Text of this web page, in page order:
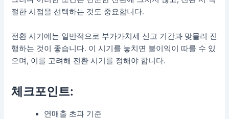
절한 시점을 선택하는 것도 중요합니다.
전환 시기에는 일반적으로 부가가치세 신고 기간과 맞물려 진
행하는 것이 좋습니다. 이 시기를 놓치면 불이익이 따를 수 있
으며, 이를 고려해 전환 시기를 정해야 합니다.
체크포인트:
연매출 초과 기준